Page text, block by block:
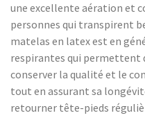
une excellente aération et
personnes qui transpirent
matelas en latex est en
respirantes qui permettent
conserver la qualité et le
tout en assurant sa
retourner tête-pieds